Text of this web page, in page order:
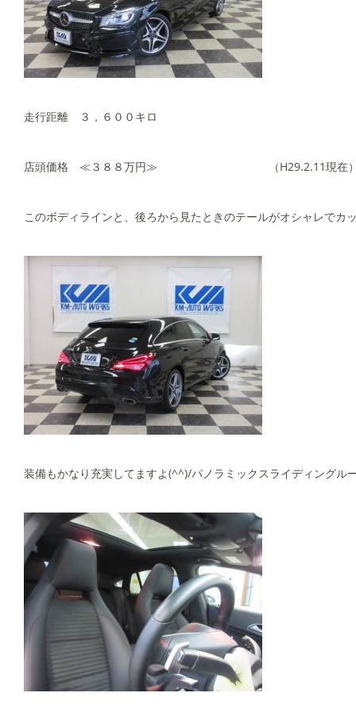
走行距離 ３，６００キロ
店頭価格 ≪３８８万円≫ （H29.2.11現在）
このボディラインと、後ろから見たときのテールがオシャレでカ
装備もかなり充実してますよ(^^)/パノラミックスライディングル